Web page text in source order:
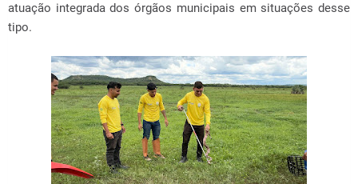
atuação integrada dos órgãos municipais em situações desse
tipo.